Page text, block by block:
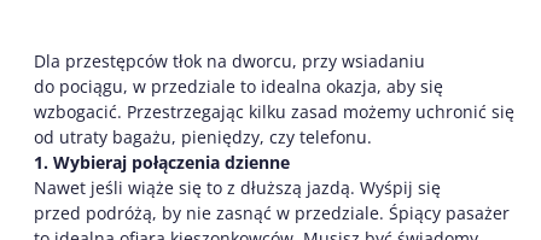
Dla przestępców tłok na dworcu, przy wsiadaniu
do pociągu, w przedziale to idealna okazja, aby się
wzbogacić. Przestrzegając kilku zasad możemy uchronić się
od utraty bagażu, pieniędzy, czy telefonu.
1. Wybieraj połączenia dzienne
Nawet jeśli wiąże się to z dłuższą jazdą. Wyśpij się
przed podróżą, by nie zasnąć w przedziale. Śpiący pasażer